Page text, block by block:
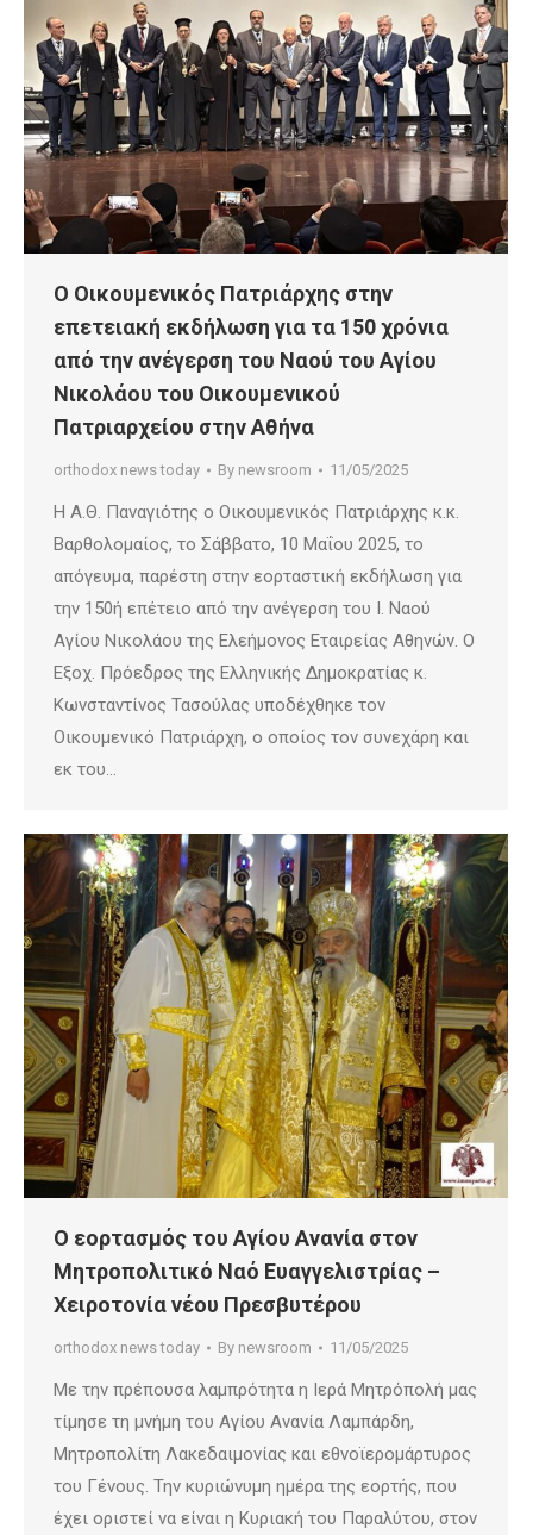
Ο Οικουμενικός Πατριάρχης στην
επετειακή εκδήλωση για τα 150 χρόνια
από την ανέγερση του Ναού του Αγίου
Νικολάου του Οικουμενικού
Πατριαρχείου στην Αθήνα
orthodox news today By newsroom 11/05/2025
Η Α.Θ. Παναγιότης ο Οικουμενικός Πατριάρχης κ.κ.
Βαρθολομαίος, το Σάββατο, 10 Μαΐου 2025, το
απόγευμα, παρέστη στην εορταστική εκδήλωση για
την 150ή επέτειο από την ανέγερση του Ι. Ναού
Αγίου Νικολάου της Ελεήμονος Εταιρείας Αθηνών. Ο
Εξοχ. Πρόεδρος της Ελληνικής Δημοκρατίας κ.
Κωνσταντίνος Τασούλας υποδέχθηκε τον
Οικουμενικό Πατριάρχη, ο οποίος τον συνεχάρη και
εκ του…
Ο εορτασμός του Αγίου Ανανία στον
Μητροπολιτικό Ναό Ευαγγελιστρίας –
Χειροτονία νέου Πρεσβυτέρου
orthodox news today By newsroom 11/05/2025
Με την πρέπουσα λαμπρότητα η Ιερά Μητρόπολή μας
τίμησε τη μνήμη του Αγίου Ανανία Λαμπάρδη,
Μητροπολίτη Λακεδαιμονίας και εθνοϊερομάρτυρος
του Γένους. Την κυριώνυμη ημέρα της εορτής, που
έχει οριστεί να είναι η Κυριακή του Παραλύτου, στον